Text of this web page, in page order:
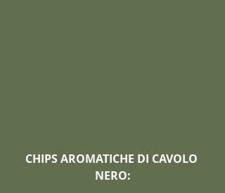
CHIPS AROMATICHE DI CAVOLO
NERO: